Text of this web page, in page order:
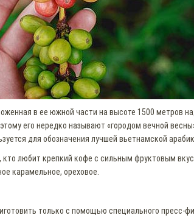
в ее южной части на высоте 1500 метров
его нередко называют «городом вечной
для обозначения лучшей вьетнамской
кто любит крепкий кофе с сильным фруктовым
карамельное, ореховое.
только с помощью специального пресс-